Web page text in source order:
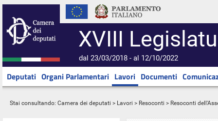
XVIII
dal 23/03/2018 - al 12/10/2022
Deputati Organi Parlamentari Lavori Documenti
Stai consultando: Camera dei deputati > Lavori > Resoconti > Resoconti